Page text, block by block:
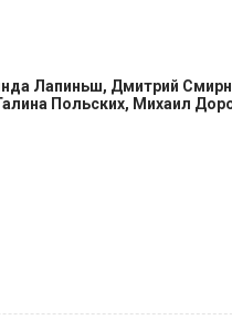
Лапиньш, Дмитрий
Польских, Михаил